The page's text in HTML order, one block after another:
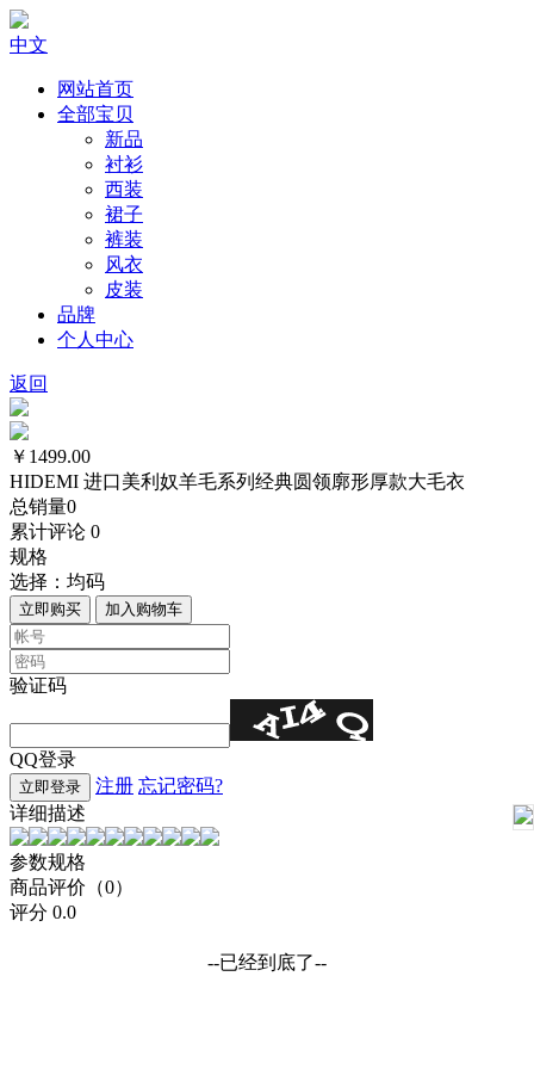
中文
网站首页
全部宝贝
新品
衬衫
西装
裙子
裤装
风衣
皮装
品牌
个人中心
返回
￥1499.00
HIDEMI 进口美利奴羊毛系列经典圆领廓形厚款大毛衣
总销量0
累计评论 0
规格
选择： 均码
立即购买 加入购物车
验证码
QQ登录
立即登录 注册 忘记密码?
详细描述
参数规格
商品评价（0）
评分 0.0
--已经到底了--